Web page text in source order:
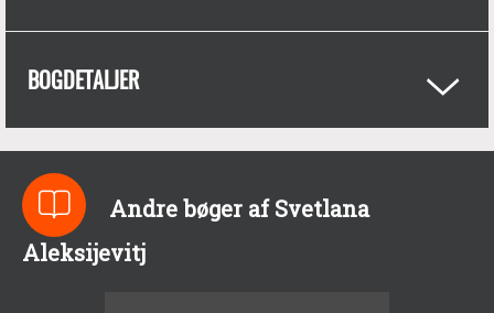
BOGDETALJER
Andre bøger af Svetlana
Aleksijevitj